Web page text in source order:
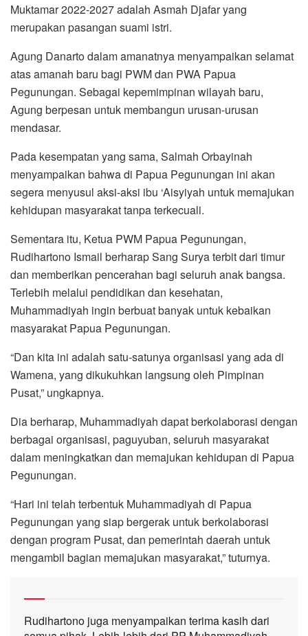
Muktamar 2022-2027 adalah Asmah Djafar yang
merupakan pasangan suami istri.
Agung Danarto dalam amanatnya menyampaikan selamat
atas amanah baru bagi PWM dan PWA Papua
Pegunungan. Sebagai kepemimpinan wilayah baru,
Agung berpesan untuk membangun urusan-urusan
mendasar.
Pada kesempatan yang sama, Salmah Orbayinah
menyampaikan bahwa di Papua Pegunungan ini akan
segera menyusul aksi-aksi ibu ‘Aisyiyah untuk memajukan
kehidupan masyarakat tanpa terkecuali.
Sementara itu, Ketua PWM Papua Pegunungan,
Rudihartono Ismail berharap Sang Surya terbit dari timur
dan memberikan pencerahan bagi seluruh anak bangsa.
Terlebih melalui pendidikan dan kesehatan,
Muhammadiyah ingin berbuat banyak untuk kebaikan
masyarakat Papua Pegunungan.
“Dan kita ini adalah satu-satunya organisasi yang ada di
Wamena, yang dikukuhkan langsung oleh Pimpinan
Pusat,” ungkapnya.
Dia berharap, Muhammadiyah dapat berkolaborasi dengan
berbagai organisasi, paguyuban, seluruh masyarakat
dalam meningkatkan dan memajukan kehidupan di Papua
Pegunungan.
“Hari ini telah terbentuk Muhammadiyah di Papua
Pegunungan yang siap bergerak untuk berkolaborasi
dengan program Pusat, dan pemerintah daerah untuk
mengambil bagian memajukan masyarakat,” tuturnya.
Rudihartono juga menyampaikan terima kasih dari